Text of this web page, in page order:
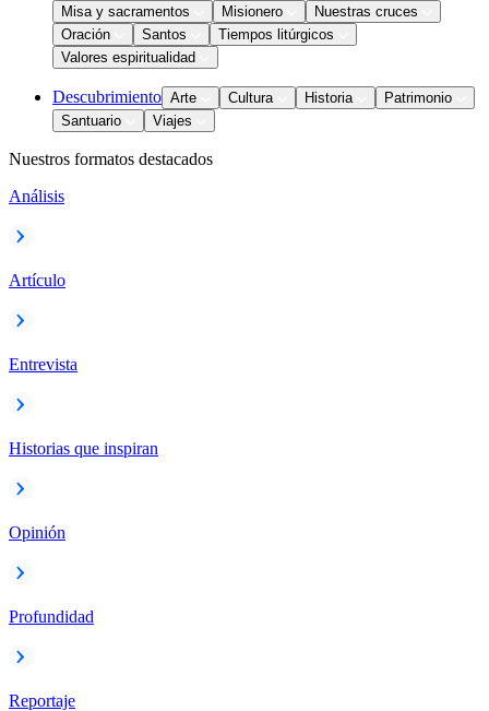
Misa y sacramentos
Misionero
Nuestras cruces
Oración
Santos
Tiempos litúrgicos
Valores espiritualidad
Descubrimiento Arte Cultura Historia
Patrimonio
Santuario
Viajes
Nuestros formatos destacados
Análisis
Artículo
Entrevista
Historias que inspiran
Opinión
Profundidad
Reportaje